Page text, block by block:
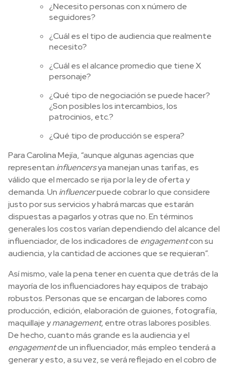
¿Necesito personas con x número de
seguidores?
¿Cuál es el tipo de audiencia que realmente
necesito?
¿Cuál es el alcance promedio que tiene X
personaje?
¿Qué tipo de negociación se puede hacer?
¿Son posibles los intercambios, los
patrocinios, etc.?
¿Qué tipo de producción se espera?
Para Carolina Mejía, “aunque algunas agencias que
representan influencersya manejan unas tarifas, es
válido que el mercado se rija por la ley de oferta y
demanda. Un influencerpuede cobrar lo que considere
justo por sus servicios y habrá marcas que estarán
dispuestas a pagarlos y otras que no. En términos
generales los costos varían dependiendo del alcance del
influenciador, de los indicadores de engagementcon su
audiencia, y la cantidad de acciones que se requieran”.
Así mismo, vale la pena tener en cuenta que detrás de la
mayoría de los influenciadores hay equipos de trabajo
robustos. Personas que se encargan de labores como
producción, edición, elaboración de guiones, fotografía,
maquillaje ymanagement, entre otras labores posibles.
De hecho, cuanto más grande es la audiencia y el
engagementde un influenciador, más empleo tenderá a
generar y esto, a su vez, se verá reflejado en el cobro de